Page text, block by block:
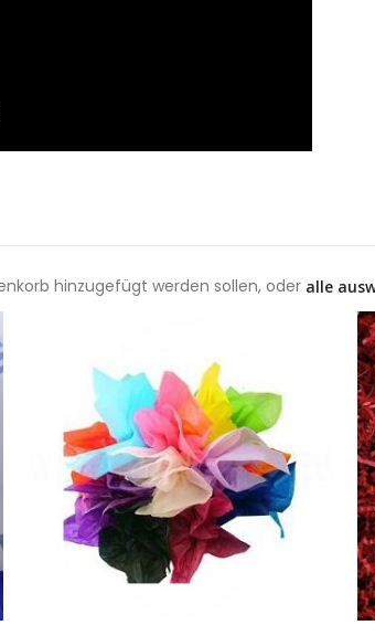
hinzugefügt werden sollen, oder alle